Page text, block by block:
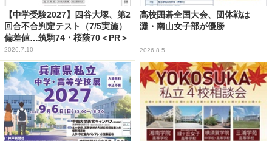
【中学受験2027】四谷大塚、第2
回合不合判定テスト（7/5実施）
偏差値…筑駒74・桜蔭70＜PR＞
2026.7.10
高校囲碁全国大会、団体戦は
灘・南山女子部が優勝
2026.8.5